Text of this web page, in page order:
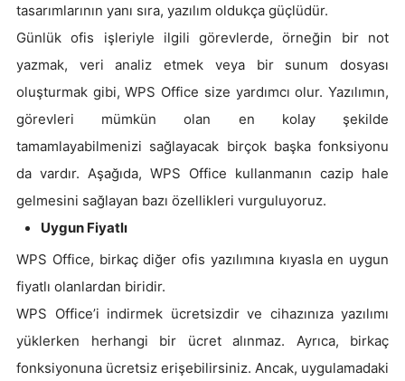
tasarımlarının yanı sıra, yazılım oldukça güçlüdür.
Günlük ofis işleriyle ilgili görevlerde, örneğin bir not
yazmak, veri analiz etmek veya bir sunum dosyası
oluşturmak gibi, WPS Office size yardımcı olur. Yazılımın,
görevleri mümkün olan en kolay şekilde
tamamlayabilmenizi sağlayacak birçok başka fonksiyonu
da vardır. Aşağıda, WPS Office kullanmanın cazip hale
gelmesini sağlayan bazı özellikleri vurguluyoruz.
Uygun Fiyatlı
WPS Office, birkaç diğer ofis yazılımına kıyasla en uygun
fiyatlı olanlardan biridir.
WPS Office’i indirmek ücretsizdir ve cihazınıza yazılımı
yüklerken herhangi bir ücret alınmaz. Ayrıca, birkaç
fonksiyonuna ücretsiz erişebilirsiniz. Ancak, uygulamadaki